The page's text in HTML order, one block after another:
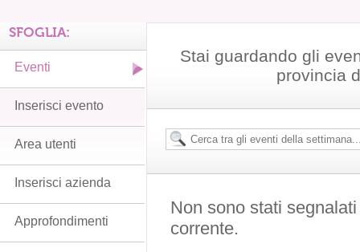
Stai guardando gli
provincia
Non sono stati
corrente.
SFOGLIA:
Eventi
Inserisci evento
Area utenti
Inserisci azienda
Approfondimenti